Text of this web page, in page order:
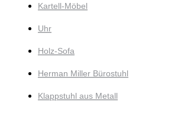
Kartell-Möbel
Uhr
Holz-Sofa
Herman Miller Bürostuhl
Klappstuhl aus Metall